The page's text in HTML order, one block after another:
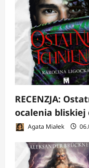
RECENZJA:
ocalenia bliskiej
Agata Miałek